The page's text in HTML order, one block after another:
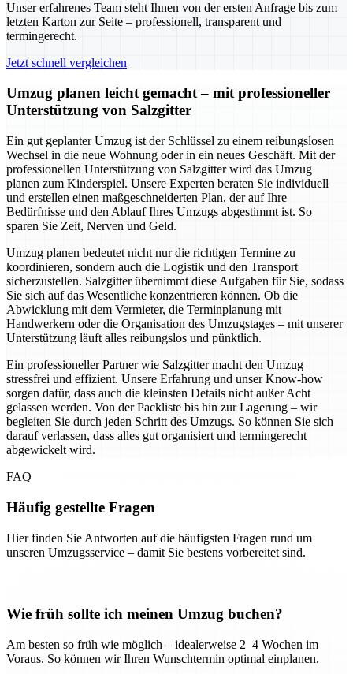
Unser erfahrenes Team steht Ihnen von der ersten Anfrage bis zum
letzten Karton zur Seite – professionell, transparent und
termingerecht.
Jetzt schnell vergleichen
Umzug planen leicht gemacht – mit professioneller
Unterstützung von Salzgitter
Ein gut geplanter Umzug ist der Schlüssel zu einem reibungslosen
Wechsel in die neue Wohnung oder in ein neues Geschäft. Mit der
professionellen Unterstützung von Salzgitter wird das Umzug
planen zum Kinderspiel. Unsere Experten beraten Sie individuell
und erstellen einen maßgeschneiderten Plan, der auf Ihre
Bedürfnisse und den Ablauf Ihres Umzugs abgestimmt ist. So
sparen Sie Zeit, Nerven und Geld.
Umzug planen bedeutet nicht nur die richtigen Termine zu
koordinieren, sondern auch die Logistik und den Transport
sicherzustellen. Salzgitter übernimmt diese Aufgaben für Sie, sodass
Sie sich auf das Wesentliche konzentrieren können. Ob die
Abwicklung mit dem Vermieter, die Terminplanung mit
Handwerkern oder die Organisation des Umzugstages – mit unserer
Unterstützung läuft alles reibungslos und pünktlich.
Ein professioneller Partner wie Salzgitter macht den Umzug
stressfrei und effizient. Unsere Erfahrung und unser Know-how
sorgen dafür, dass auch die kleinsten Details nicht außer Acht
gelassen werden. Von der Packliste bis hin zur Lagerung – wir
begleiten Sie durch jeden Schritt des Umzugs. So können Sie sich
darauf verlassen, dass alles gut organisiert und termingerecht
abgewickelt wird.
FAQ
Häufig gestellte Fragen
Hier finden Sie Antworten auf die häufigsten Fragen rund um
unseren Umzugsservice – damit Sie bestens vorbereitet sind.
Wie früh sollte ich meinen Umzug buchen?
Am besten so früh wie möglich – idealerweise 2–4 Wochen im
Voraus. So können wir Ihren Wunschtermin optimal einplanen.